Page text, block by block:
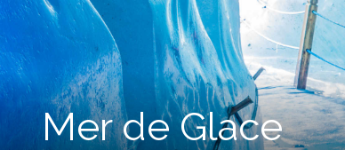
Mer de Glace